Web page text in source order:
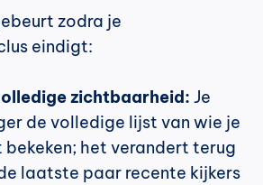
zodra je
eindigt:
zichtbaarheid: Je
de volledige lijst van wie je
het verandert terug
laatste paar recente kijkers